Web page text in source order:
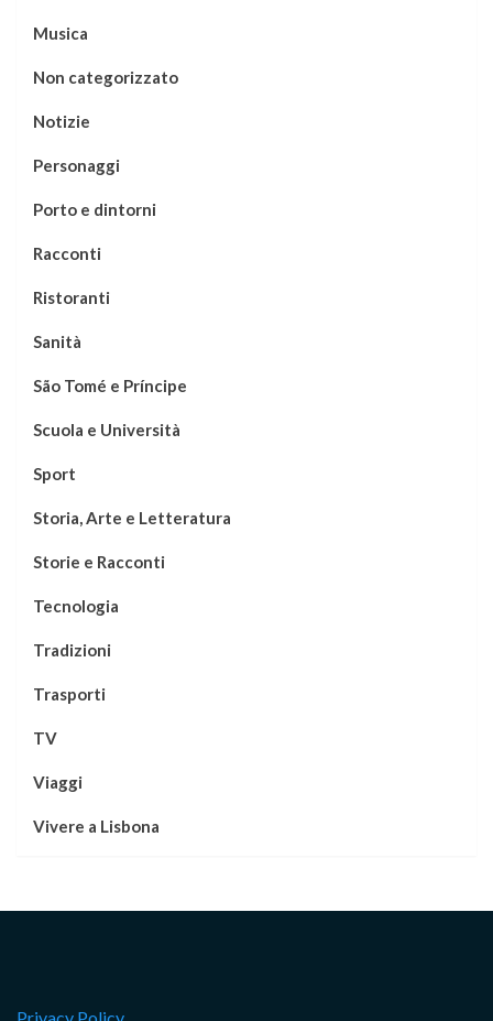
Musica
Non categorizzato
Notizie
Personaggi
Porto e dintorni
Racconti
Ristoranti
Sanità
São Tomé e Príncipe
Scuola e Università
Sport
Storia, Arte e Letteratura
Storie e Racconti
Tecnologia
Tradizioni
Trasporti
TV
Viaggi
Vivere a Lisbona